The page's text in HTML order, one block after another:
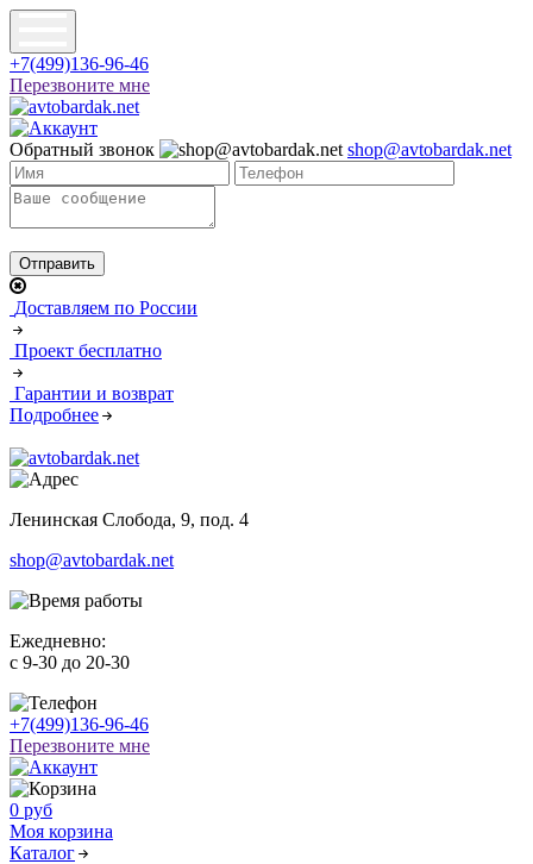
+7(499)136-96-46
Перезвоните мне
Обратный звонок shop@avtobardak.net
Доставляем по России
Проект бесплатно
Гарантии и возврат
Подробнее
Ленинская Слобода, 9, под. 4
shop@avtobardak.net
Ежедневно:
c 9-30 до 20-30
+7(499)136-96-46
Перезвоните мне
0 руб
Моя корзина
Каталог